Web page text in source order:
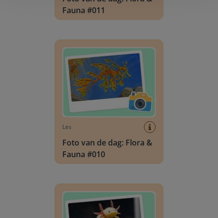
Fauna #011
Les
Foto van de dag: Flora &
Fauna #010